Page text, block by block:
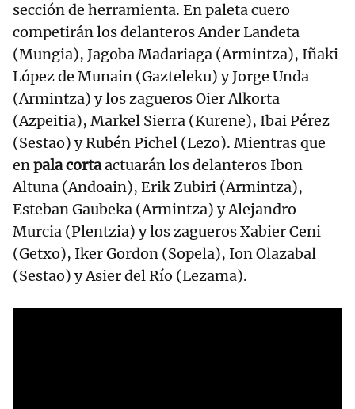
sección de herramienta. En paleta cuero
competirán los delanteros Ander Landeta
(Mungia), Jagoba Madariaga (Armintza), Iñaki
López de Munain (Gazteleku) y Jorge Unda
(Armintza) y los zagueros Oier Alkorta
(Azpeitia), Markel Sierra (Kurene), Ibai Pérez
(Sestao) y Rubén Pichel (Lezo). Mientras que
enpala cortaactuarán los delanteros Ibon
Altuna (Andoain), Erik Zubiri (Armintza),
Esteban Gaubeka (Armintza) y Alejandro
Murcia (Plentzia) y los zagueros Xabier Ceni
(Getxo), Iker Gordon (Sopela), Ion Olazabal
(Sestao) y Asier del Río (Lezama).